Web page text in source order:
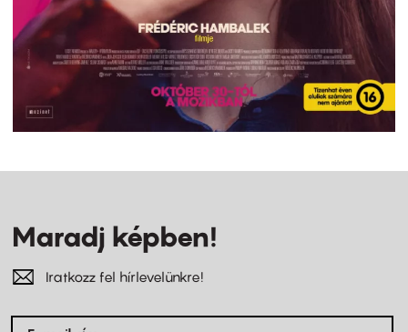
Maradj képben!
Iratkozz fel hírlevelünkre!